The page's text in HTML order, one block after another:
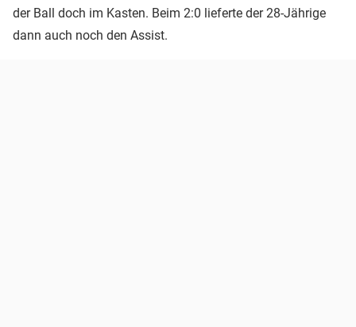
der Ball doch im Kasten. Beim 2:0 lieferte der 28-Jährige
dann auch noch den Assist.